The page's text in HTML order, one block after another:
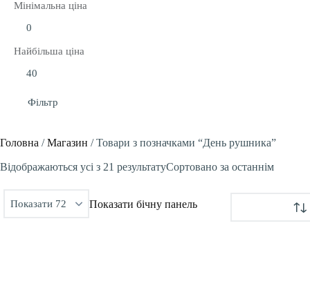
Мінімальна ціна
Найбільша ціна
Фільтр
Головна / Магазин / Товари з позначками “День рушника”
Відображаються усі з 21 результатуСортовано за останнім
Показати бічну панель